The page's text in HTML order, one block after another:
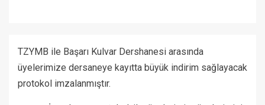
TZYMB ile Başarı Kulvar Dershanesi arasında
üyelerimize dersaneye kayıtta büyük indirim sağlayacak
protokol imzalanmıştır.